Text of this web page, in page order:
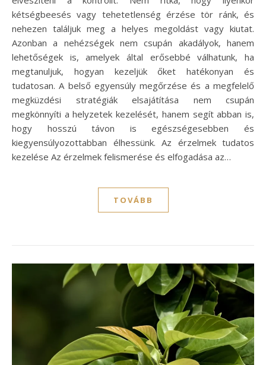
kétségbeesés vagy tehetetlenség érzése tör ránk, és
nehezen találjuk meg a helyes megoldást vagy kiutat.
Azonban a nehézségek nem csupán akadályok, hanem
lehetőségek is, amelyek által erősebbé válhatunk, ha
megtanuljuk, hogyan kezeljük őket hatékonyan és
tudatosan. A belső egyensúly megőrzése és a megfelelő
megküzdési stratégiák elsajátítása nem csupán
megkönnyíti a helyzetek kezelését, hanem segít abban is,
hogy hosszú távon is egészségesebben és
kiegyensúlyozottabban élhessünk. Az érzelmek tudatos
kezelése Az érzelmek felismerése és elfogadása az…
TOVÁBB